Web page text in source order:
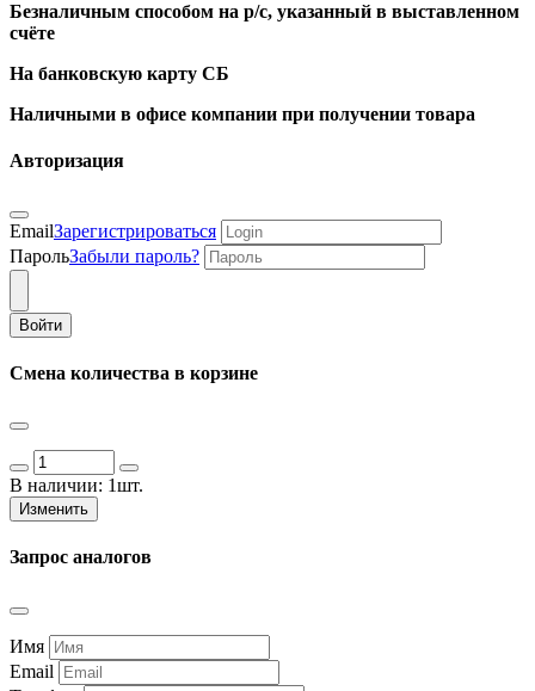
Безналичным способом на р/с, указанный в выставленном
счёте
На банковскую карту СБ
Наличными в офисе компании при получении товара
Авторизация
EmailЗарегистрироваться
ПарольЗабыли пароль?
Войти
Смена количества в корзине
В наличии: 1шт.
Изменить
Запрос аналогов
Имя
Email